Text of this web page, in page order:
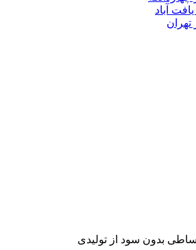
آباد
تهران
بدون سود از تولیدی